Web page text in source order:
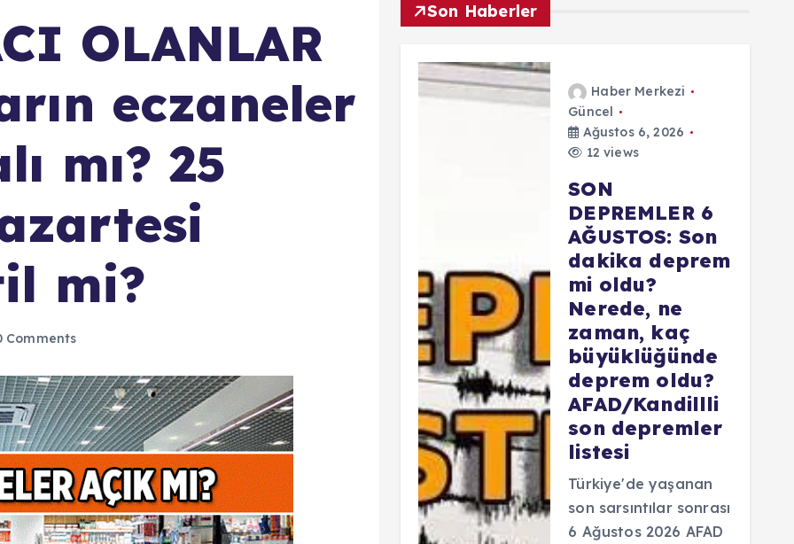
OLANLAR
eczaneler
mı? 25
mi?
Comments
Son Haberler
Haber Merkezi
Güncel
Ağustos 6, 2026
12 views
SON
DEPREMLER 6
AĞUSTOS: Son
dakika deprem
mi oldu?
Nerede, ne
zaman, kaç
büyüklüğünde
deprem oldu?
AFAD/Kandillli
son depremler
listesi
Türkiye'de yaşanan
son sarsıntılar sonrası
6 Ağustos 2026 AFAD